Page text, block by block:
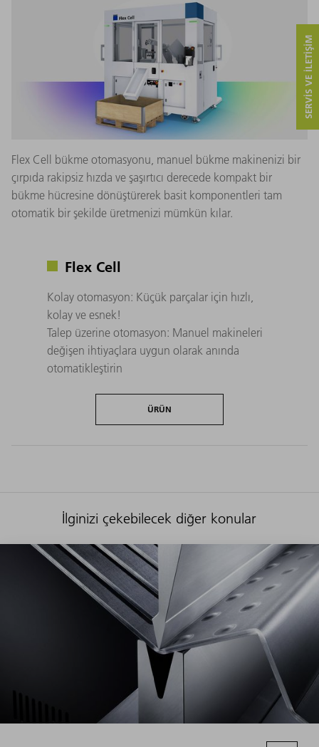
Flex Cell bükme otomasyonu, manuel bükme makinenizi bir
çırpıda rakipsiz hızda ve şaşırtıcı derecede kompakt bir
bükme hücresine dönüştürerek basit komponentleri tam
otomatik bir şekilde üretmenizi mümkün kılar.
Flex Cell
Kolay otomasyon: Küçük parçalar için hızlı,
kolay ve esnek!
Talep üzerine otomasyon: Manuel makineleri
değişen ihtiyaçlara uygun olarak anında
otomatikleştirin
ÜRÜN
İlginizi çekebilecek diğer konular
SERVIS VE ILETIŞIM